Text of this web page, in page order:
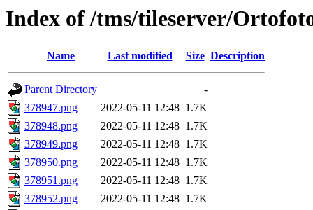
Index of /tms/tileserver/
Name Last modified Size Description
Parent Directory
-
378947.png
2022-05-11 12:48 1.7K
378948.png
2022-05-11 12:48 1.7K
378949.png
2022-05-11 12:48 1.7K
378950.png
2022-05-11 12:48 1.7K
378951.png
2022-05-11 12:48 1.7K
378952.png
2022-05-11 12:48 1.7K